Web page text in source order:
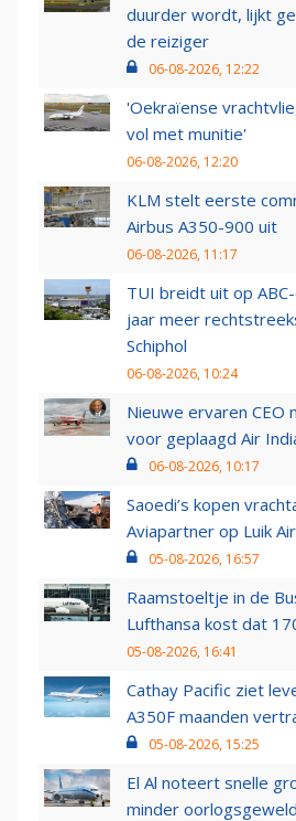
duurder wordt, lijkt
de reiziger
06-08-2026, 12:22
'Oekraïense
vol met munitie'
06-08-2026, 12:20
KLM stelt eerste
Airbus A350-900 uit
06-08-2026, 11:17
TUI breidt uit op
jaar meer
Schiphol
06-08-2026, 10:24
Nieuwe ervaren CEO
voor geplaagd Air
06-08-2026, 10:17
Saoedi’s kopen
Aviapartner op Luik
05-08-2026, 16:57
Raamstoeltje in de
Lufthansa kost dat
05-08-2026, 16:41
Cathay Pacific ziet
A350F maanden
05-08-2026, 15:25
El Al noteert snelle
minder oorlogsgeweld